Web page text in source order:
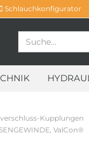
Schlauchkonfigurator
Kupplungen
ValCon®